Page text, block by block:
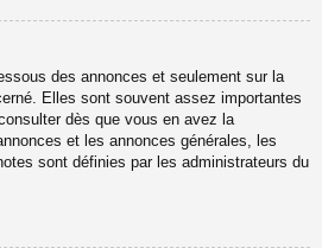
des annonces et seulement sur la
Elles sont souvent assez importantes
dès que vous en avez la
et les annonces générales, les
sont définies par les administrateurs du